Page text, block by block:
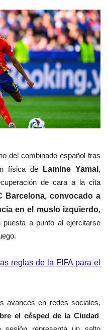
del combinado español tras
física de
Lamine Yamal ,
de cara a la cita
Barcelona, convocado a
en el muslo izquierdo,
a punto al ejercitarse
reglas de la FIFA para el
avances en redes sociales,
el césped de la Ciudad